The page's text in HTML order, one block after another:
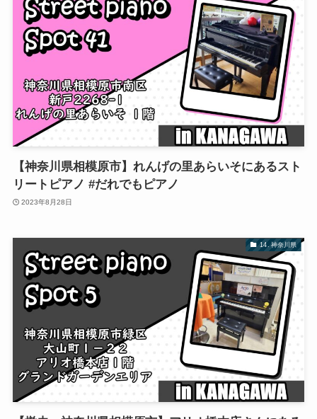
【神奈川県相模原市】れんげの里あらいそにあるスト
リートピアノ #だれでもピアノ
2023年8月28日
14. 神奈川県